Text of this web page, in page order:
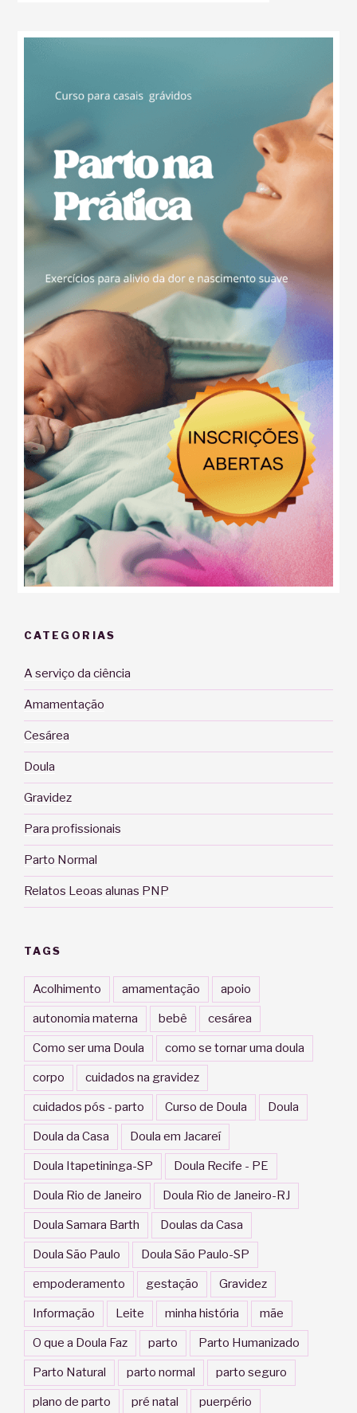
CATEGORIAS
A serviço da ciência
Amamentação
Cesárea
Doula
Gravidez
Para profissionais
Parto Normal
Relatos Leoas alunas PNP
TAGS
Acolhimento amamentação apoio
autonomia materna bebê cesárea
Como ser uma Doula como se tornar uma doula
corpo cuidados na gravidez
cuidados pós - parto Curso de Doula Doula
Doula da Casa Doula em Jacareí
Doula Itapetininga-SP Doula Recife - PE
Doula Rio de Janeiro Doula Rio de Janeiro-RJ
Doula Samara Barth Doulas da Casa
Doula São Paulo Doula São Paulo-SP
empoderamento gestação Gravidez
Informação Leite minha história mãe
O que a Doula Faz parto Parto Humanizado
Parto Natural parto normal parto seguro
plano de parto pré natal puerpério